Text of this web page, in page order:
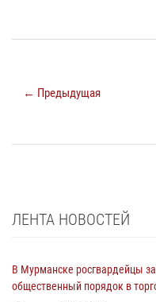
← Предыдущая
ЛЕНТА НОВОСТЕЙ
В Мурманске росгвардейцы
общественный порядок в